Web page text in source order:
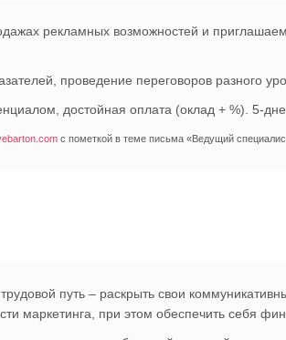
рекламных возможностей и
проведение переговоров разного
достойная оплата (оклад + %). 5-
с пометкой в теме письма «Ведущий
путь – раскрыть свои
маркетинга, при этом обеспечить себя